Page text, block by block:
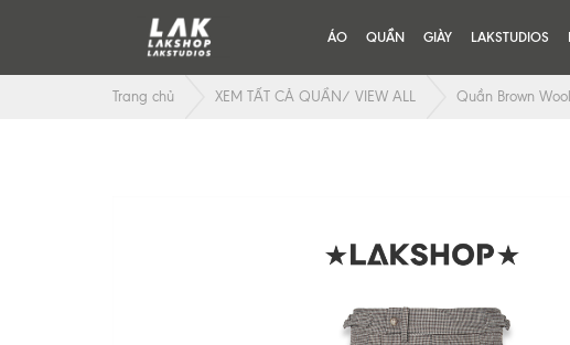
ÁO QUẦN GIÀY LAKSTUDIOS
Trang chủ XEM TẤT CẢ QUẦN/ VIEW ALL Quần Brown